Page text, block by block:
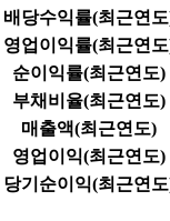
배당수익률(최근연
영업이익률(최근연
순이익률(최근연도)
부채비율(최근연도)
매출액(최근연도)
영업이익(최근연도)
당기순이익(최근연